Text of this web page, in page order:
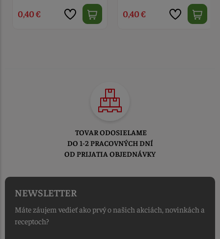
0,40 € 0,40 €
TOVAR ODOSIELAME
DO 1-2 PRACOVNÝCH DNÍ
OD PRIJATIA OBJEDNÁVKY
NEWSLETTER
Máte záujem vedieť ako prvý o našich akciách, novinkách a
receptoch?